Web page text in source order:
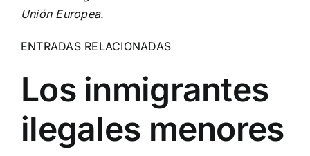
Unión Europea.
ENTRADAS RELACIONADAS
Los inmigrantes
ilegales menores